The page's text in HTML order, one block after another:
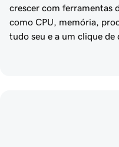
crescer com ferramentas
como CPU, memória,
tudo seu e a um clique de